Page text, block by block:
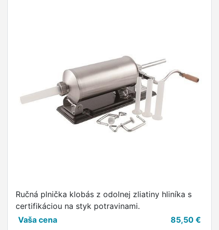
Ručná plnička klobás z odolnej zliatiny hliníka s
certifikáciou na styk potravinami.
Vaša cena
85,50 €